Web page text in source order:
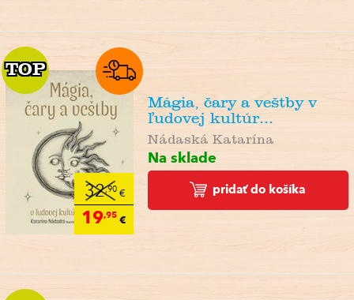
32,90€
19,95€
TOP
TOP
Mágia, čary a veštby v
ľudovej kultúr...
Nádaská Katarína
Na sklade
pridať do košíka